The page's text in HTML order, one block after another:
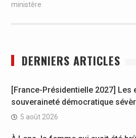
ministère
DERNIERS ARTICLES
[France-Présidentielle 2027] Les
souveraineté démocratique
5 août 2026